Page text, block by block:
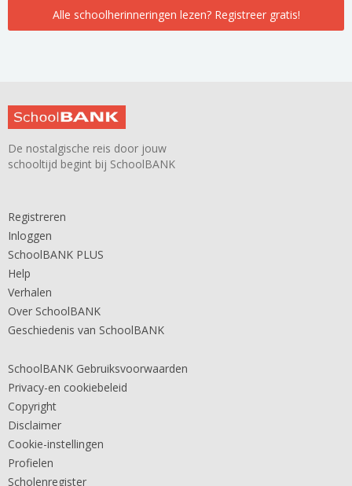
Alle schoolherinneringen lezen? Registreer gratis!
De nostalgische reis door jouw
schooltijd begint bij SchoolBANK
Registreren
Inloggen
SchoolBANK PLUS
Help
Verhalen
Over SchoolBANK
Geschiedenis van SchoolBANK
SchoolBANK Gebruiksvoorwaarden
Privacy-en cookiebeleid
Copyright
Disclaimer
Cookie-instellingen
Profielen
Scholenregister